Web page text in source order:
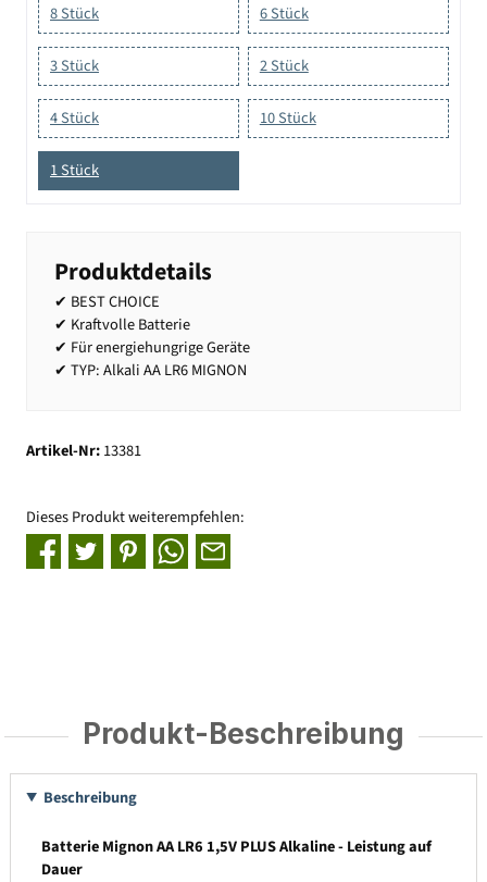
8 Stück
6 Stück
3 Stück 2 Stück
4 Stück 10 Stück
1 Stück
Produktdetails
✔ BEST CHOICE
✔ Kraftvolle Batterie
✔ Für energiehungrige Geräte
✔ TYP: Alkali AA LR6 MIGNON
Artikel-Nr:13381
Dieses Produkt weiterempfehlen:
Produkt-Beschreibung
Beschreibung
Batterie Mignon AA LR6 1,5V PLUS Alkaline - Leistung auf
Dauer